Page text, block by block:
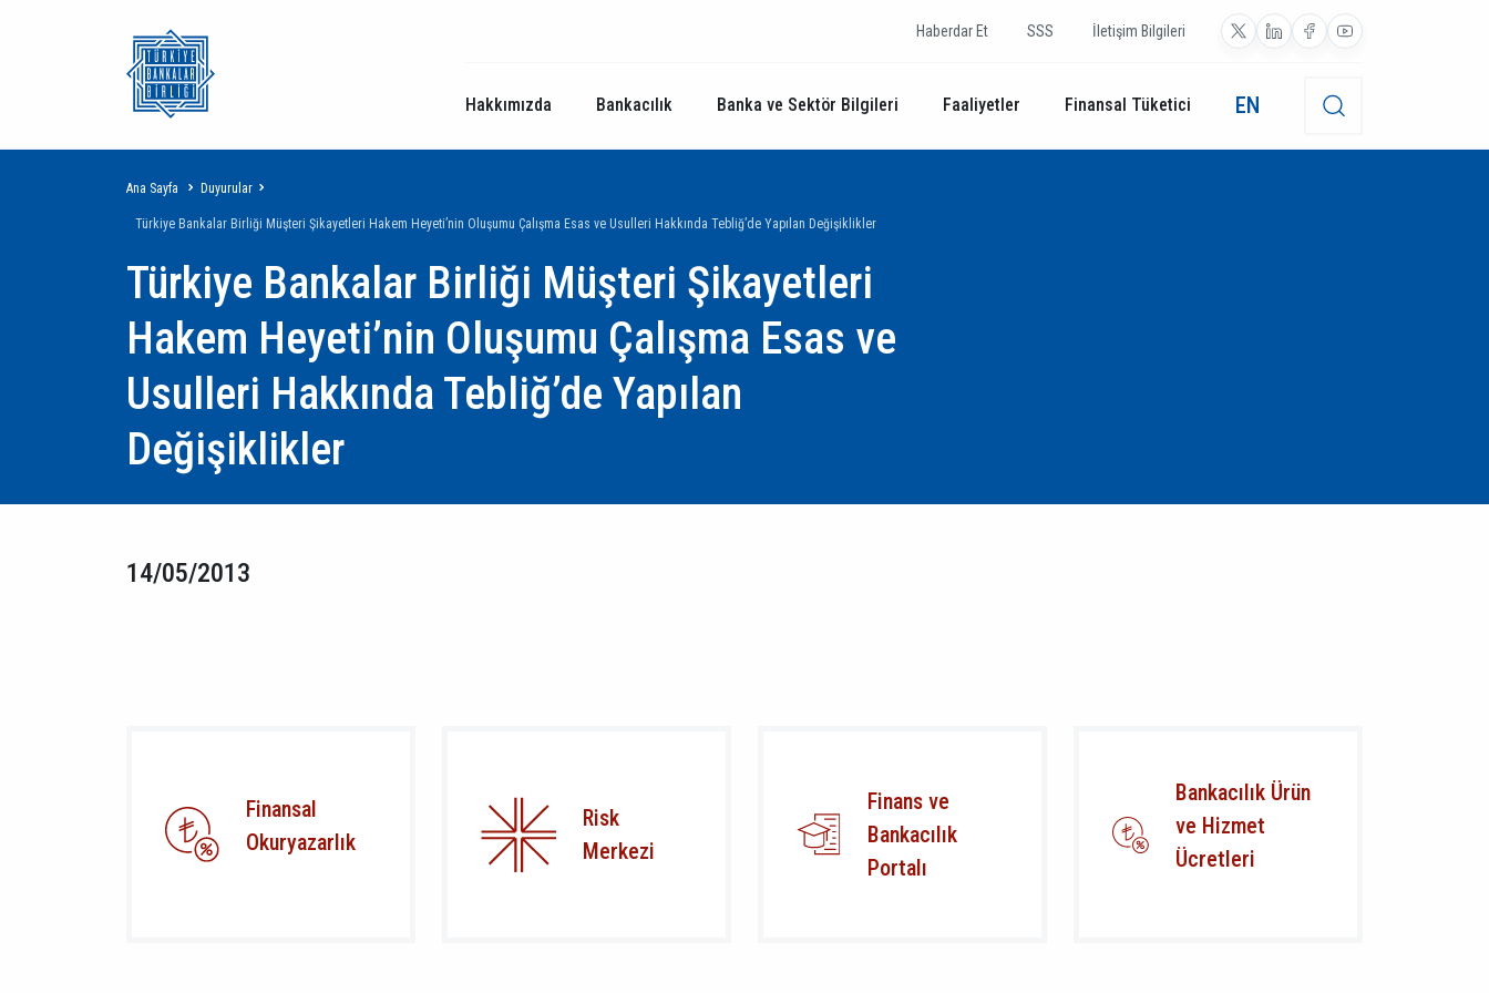
Haberdar Et SSS İletişim Bilgileri
Hakkımızda Bankacılık Banka ve Sektör Bilgileri Faaliyetler Finansal Tüketici EN
Sayfa
yolu
Ana Sayfa Duyurular
Türkiye Bankalar Birliği Müşteri Şikayetleri Hakem Heyeti’nin Oluşumu Çalışma Esas ve Usulleri Hakkında Tebliğ’de Yapılan Değişiklikler
Türkiye Bankalar Birliği Müşteri Şikayetleri
Hakem Heyeti’nin Oluşumu Çalışma Esas ve
Usulleri Hakkında Tebliğ’de Yapılan
Değişiklikler
14/05/2013
Finansal
Okuryazarlık
Risk
Merkezi
Finans ve
Bankacılık
Portalı
Bankacılık Ürün
ve Hizmet
Ücretleri